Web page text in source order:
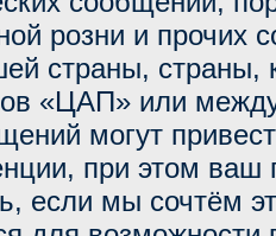
розни и прочих
страны, страны,
«ЦАП» или
могут
при этом ваш
если мы сочтём